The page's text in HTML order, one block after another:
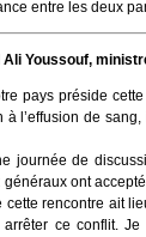
entre les deux
Ali Youssouf,
pays préside
à l’effusion de
journée de
ont
cette rencontre ait
ce conflit.